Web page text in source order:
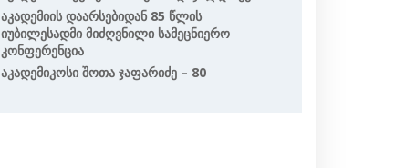
Აკადემიის Დაარსებიდან 85 Წლის
Იუბილესადმი Მიძღვნილი Სამეცნიერო
Კონფერენცია
Აკადემიკოსი Შოთა Ჯაფარიძე – 80